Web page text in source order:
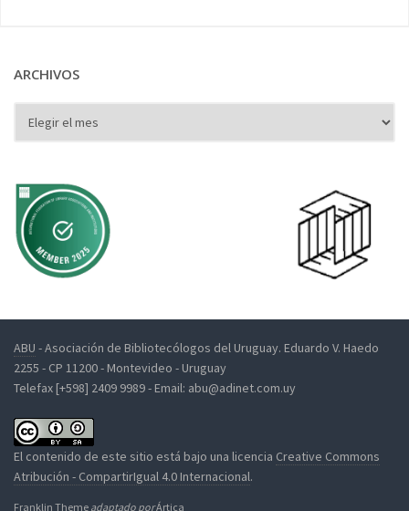
ARCHIVOS
ABU - Asociación de Bibliotecólogos del Uruguay. Eduardo V. Haedo
2255 - CP 11200 - Montevideo - Uruguay
Telefax [+598] 2409 9989 - Email: abu@adinet.com.uy
El contenido de este sitio está bajo una licencia Creative Commons
Atribución - CompartirIgual 4.0 Internacional.
Franklin Theme adaptado porÁrtica